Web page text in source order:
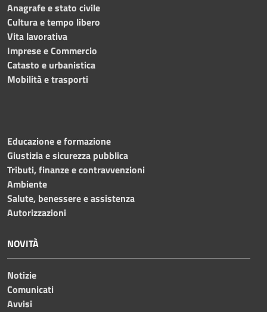
Anagrafe e stato civile
Cultura e tempo libero
Vita lavorativa
Imprese e Commercio
Catasto e urbanistica
Mobilità e trasporti
Educazione e formazione
Giustizia e sicurezza pubblica
Tributi, finanze e contravvenzioni
Ambiente
Salute, benessere e assistenza
Autorizzazioni
NOVITÀ
Notizie
Comunicati
Avvisi